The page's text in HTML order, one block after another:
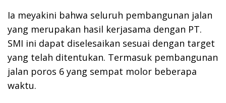
Ia meyakini bahwa seluruh pembangunan jalan
yang merupakan hasil kerjasama dengan PT.
SMI ini dapat diselesaikan sesuai dengan target
yang telah ditentukan. Termasuk pembangunan
jalan poros 6 yang sempat molor beberapa
waktu.